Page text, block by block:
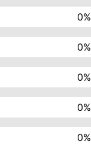
0%
0%
0%
0%
0%